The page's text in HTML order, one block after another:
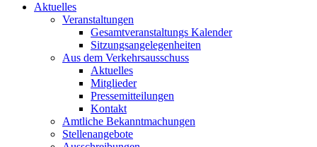
Aktuelles
Veranstaltungen
Gesamtveranstaltungs Kalender
Sitzungsangelegenheiten
Aus dem Verkehrsausschuss
Aktuelles
Mitglieder
Pressemitteilungen
Kontakt
Amtliche Bekanntmachungen
Stellenangebote